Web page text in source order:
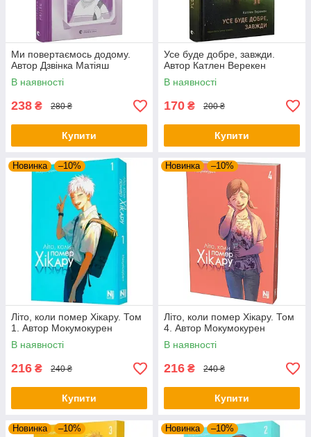
Ми повертаємось додому.
Автор Дзвінка Матіяш
В наявності
238 ₴ 280 ₴
Купити
Усе буде добре, завжди.
Автор Катлен Верекен
В наявності
170 ₴ 200 ₴
Купити
Новинка –10%
Літо, коли помер Хікару. Том
1. Автор Мокумокурен
В наявності
216 ₴ 240 ₴
Купити
Новинка –10%
Літо, коли помер Хікару. Том
4. Автор Мокумокурен
В наявності
216 ₴ 240 ₴
Купити
Новинка –10% Новинка –10%